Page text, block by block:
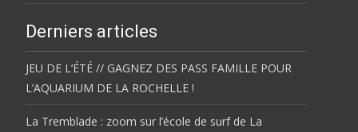
Derniers articles
JEU DE L’ÉTÉ // GAGNEZ DES PASS FAMILLE POUR
L’AQUARIUM DE LA ROCHELLE !
La Tremblade : zoom sur l’école de surf de La